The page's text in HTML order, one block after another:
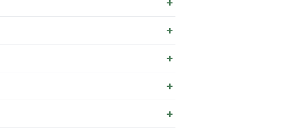
+
+
+
+